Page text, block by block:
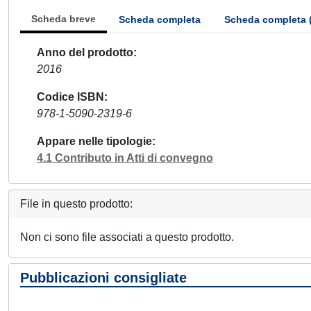
Scheda breve Scheda completa Scheda completa
Anno del prodotto
2016
Codice ISBN
978-1-5090-2319-6
Appare nelle tipologie
4.1 Contributo in Atti di convegno
File in questo prodotto:
Non ci sono file associati a questo prodotto.
Pubblicazioni consigliate